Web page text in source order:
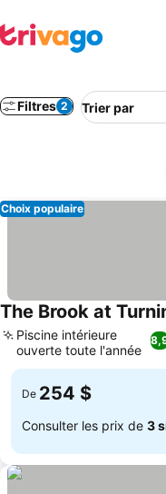
Filtres 2 Trier par
Choix populaire
The Brook at
Piscine intérieure
ouverte toute l'année
De 254 $
Consulter les prix de 3